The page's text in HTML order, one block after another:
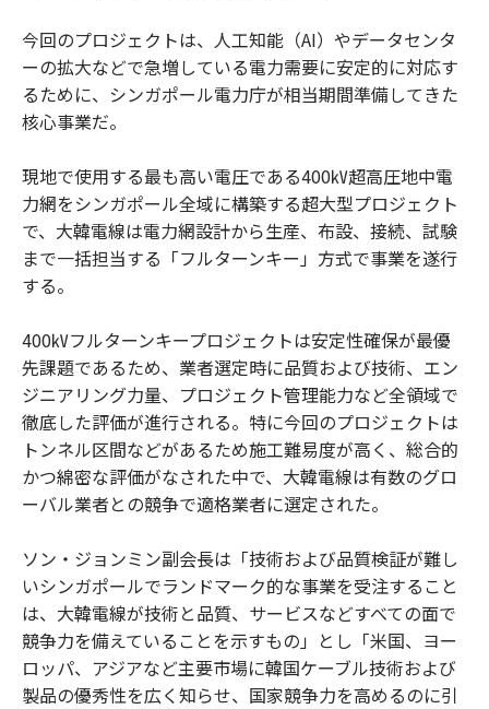
今回のプロジェクトは、人工知能（AI）やデータセンタ
ーの拡大などで急増している電力需要に安定的に対応す
るために、シンガポール電力庁が相当期間準備してきた
核心事業だ。
現地で使用する最も高い電圧である400㎸超高圧地中電
力網をシンガポール全域に構築する超大型プロジェクト
で、大韓電線は電力網設計から生産、布設、接続、試験
まで一括担当する「フルターンキー」方式で事業を遂行
する。
400㎸フルターンキープロジェクトは安定性確保が最優
先課題であるため、業者選定時に品質および技術、エン
ジニアリング力量、プロジェクト管理能力など全領域で
徹底した評価が進行される。特に今回のプロジェクトは
トンネル区間などがあるため施工難易度が高く、総合的
かつ綿密な評価がなされた中で、大韓電線は有数のグロ
ーバル業者との競争で適格業者に選定された。
ソン・ジョンミン副会長は「技術および品質検証が難し
いシンガポールでランドマーク的な事業を受注すること
は、大韓電線が技術と品質、サービスなどすべての面で
競争力を備えていることを示すもの」とし「米国、ヨー
ロッパ、アジアなど主要市場に韓国ケーブル技術および
製品の優秀性を広く知らせ、国家競争力を高めるのに引